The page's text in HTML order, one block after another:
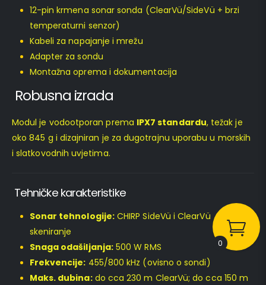
12-pin krmena sonar sonda (ClearVü/SideVü + brzi
temperaturni senzor)
Kabeli za napajanje i mrežu
Adapter za sondu
Montažna oprema i dokumentacija
Robusna izrada
Modul je vodootporan prema IPX7 standardu, težak je
oko 845 g i dizajniran je za dugotrajnu uporabu u morskih
i slatkovodnih uvjetima.
Tehničke karakteristike
Sonar tehnologije:CHIRP SideVü i ClearVü
skeniranje
Snaga odašiljanja:500 W RMS
Frekvencije: 455/800 kHz (ovisno o sondi)
Maks. dubina:do cca 230 m ClearVü; do cca 150 m
0